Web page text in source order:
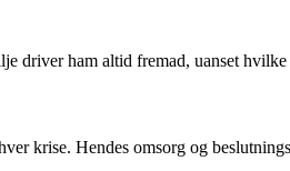
driver ham altid fremad, uanset hvilke
krise. Hendes omsorg og